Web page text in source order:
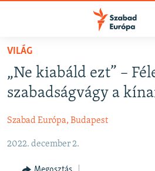
Akadálymentes
Ugrás
fő
oldalra
Ugrás
NAPIRENDEN
AKTUÁLIS
VIDEÓK
ELEMZŐ
NER15
VILÁG
„Ne kiabáld ezt” –
szabadságvágy a
Szabad Európa, Budapest
2022. december 2.
FELIRATKOZÁS